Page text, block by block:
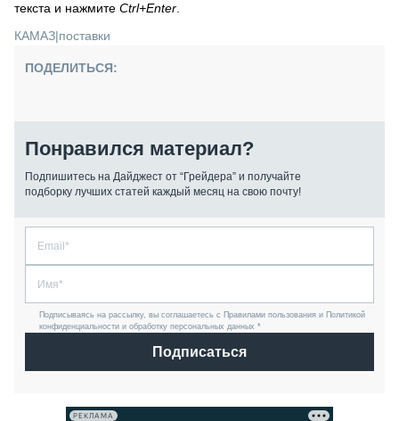
текста и нажмите Ctrl+Enter
КАМАЗ|поставки
ПОДЕЛИТЬСЯ:
Понравился материал?
Подпишитесь на Дайджест от “Грейдера” и получайте
подборку лучших статей каждый месяц на свою почту!
Подписываясь на рассылку, вы соглашаетесь с Правилами пользования и Политикой
конфиденциальности и обработку персональных данных *
Подписаться
РЕКЛАМА